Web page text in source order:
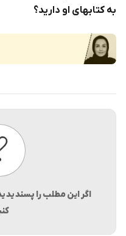
به کتابهای او دارید؟
اگر این مطلب را